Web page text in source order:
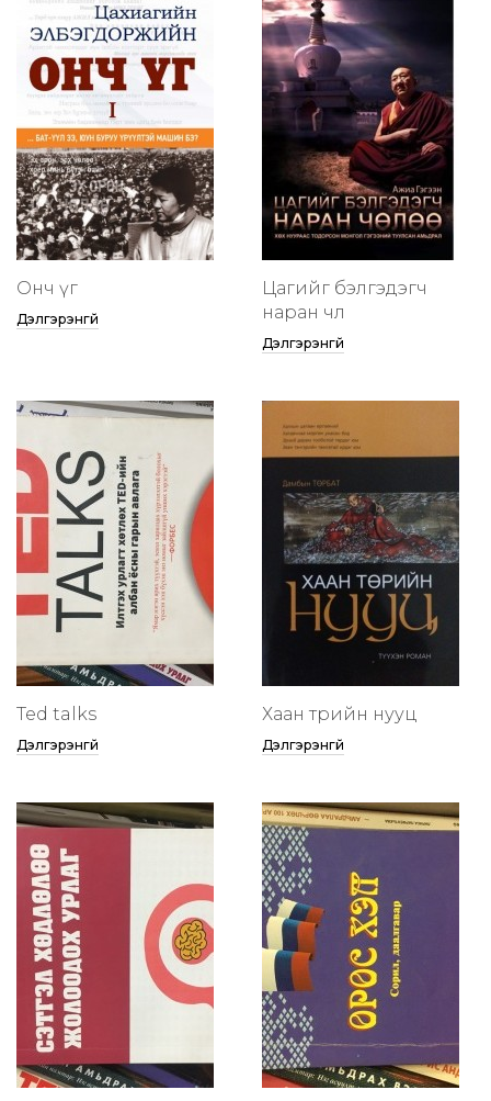
Онч үг
Дэлгэрэнгүй
Цагийг бэлгэдэгч
наран чөлөө
Дэлгэрэнгүй
Ted talks
Дэлгэрэнгүй
Хаан төрийн нууц
Дэлгэрэнгүй